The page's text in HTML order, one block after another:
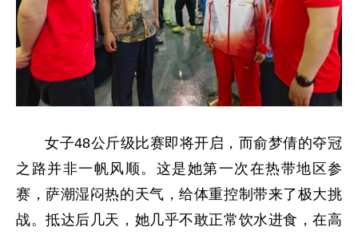
女子48公斤级比赛即将开启，而俞梦倩的夺冠
之路并非一帆风顺。这是她第一次在热带地区参
赛，萨潮湿闷热的天气，给体重控制带来了极大挑
战。抵达后几天，她几乎不敢正常饮水进食，在高